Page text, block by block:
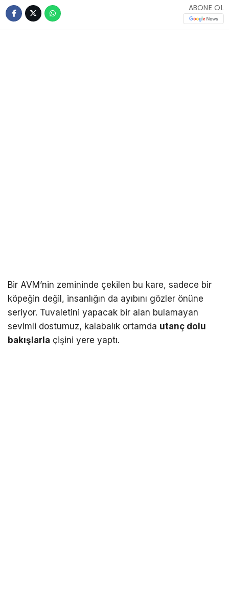
ABONE OL
Bir AVM’nin zemininde çekilen bu kare, sadece bir
köpeğin değil, insanlığın da ayıbını gözler önüne
seriyor. Tuvaletini yapacak bir alan bulamayan
sevimli dostumuz, kalabalık ortamda utanç dolu
bakışlarla çişini yere yaptı.